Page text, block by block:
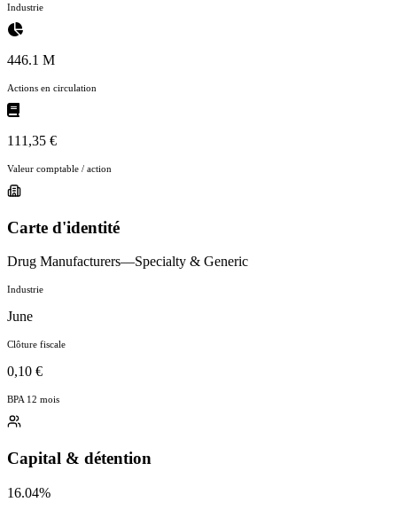
Industrie
446.1 M
Actions en circulation
111,35 €
Valeur comptable / action
Carte d'identité
Drug Manufacturers—Specialty & Generic
Industrie
June
Clôture fiscale
0,10 €
BPA 12 mois
Capital & détention
16.04%